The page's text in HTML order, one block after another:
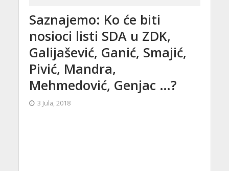
Saznajemo: Ko će biti
nosioci listi SDA u ZDK,
Galijašević, Ganić, Smajić,
Pivić, Mandra,
Mehmedović, Genjac …?
3 Jula, 2018